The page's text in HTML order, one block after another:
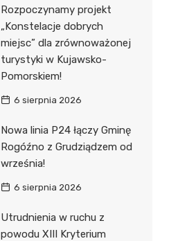
Rozpoczynamy projekt
„Konstelacje dobrych
miejsc” dla zrównoważonej
turystyki w Kujawsko-
Pomorskiem!
6 sierpnia 2026
Nowa linia P24 łączy Gminę
Rogóźno z Grudziądzem od
września!
6 sierpnia 2026
Utrudnienia w ruchu z
powodu XIII Kryterium